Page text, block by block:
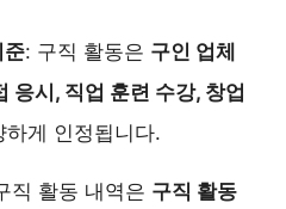
준: 구직 활동은 구인 업체
응시, 직업 훈련 수강, 창업
하게 인정됩니다.
직 활동 내역은 구직 활동